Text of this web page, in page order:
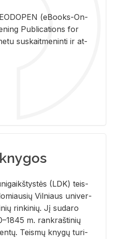
(eBo­oks-On-
Pub­li­ca­tions for
su­skait­me­nin­ti ir at­
(LDK) teis­
Vil­niaus uni­ver­
rin­ki­nių. Jį su­da­ro
m. rank­raš­ti­nių
Teis­mų kny­gų tu­ri­